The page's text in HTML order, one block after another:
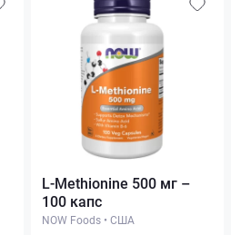
L-Methionine 500 мг –
100 капс
NOW Foods • США